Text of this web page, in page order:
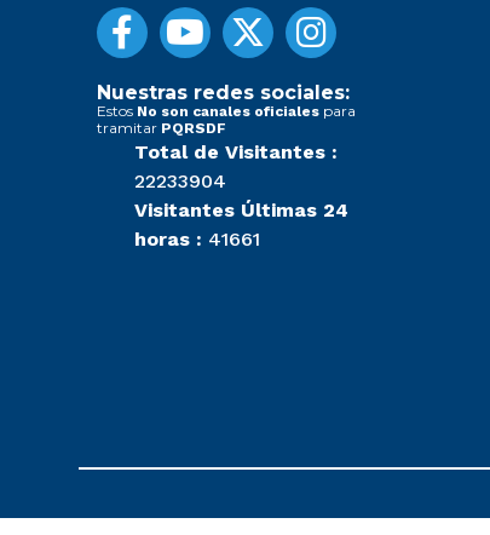
Nuestras redes sociales:
Estos No son canales oficiales para
tramitar PQRSDF
Total de Visitantes :
22233904
Visitantes Últimas 24
horas : 41661